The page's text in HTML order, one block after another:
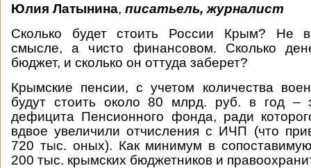
Юлия Латынина, писатьель, журналист
Сколько будет стоить России Крым? Не в
смысле, а чисто финансовом. Сколько
бюджет, и сколько он оттуда заберет?
Крымские пенсии, с учетом количества
будут стоить около 80 млрд. руб. в год –
дефицита Пенсионного фонда, ради
вдвое увеличили отчисления с ИЧП (что
720 тыс. оных). Как минимум в
200 тыс. крымских бюджетников и